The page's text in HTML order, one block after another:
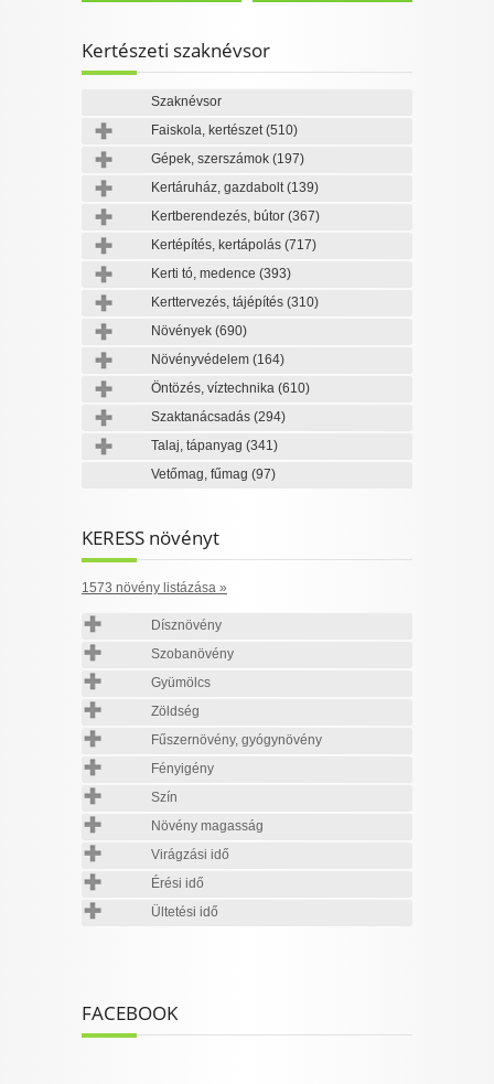
Kertészeti szaknévsor
Szaknévsor
Faiskola, kertészet(510)
Gépek, szerszámok (197)
Kertáruház, gazdabolt(139)
Kertberendezés, bútor (367)
Kertépítés, kertápolás (717)
Kerti tó, medence (393)
Kerttervezés, tájépítés (310)
Növények (690)
Növényvédelem (164)
Öntözés, víztechnika (610)
Szaktanácsadás (294)
Talaj, tápanyag (341)
Vetőmag, fűmag (97)
KERESS növényt
1573 növény listázása »
Dísznövény
Szobanövény
Gyümölcs
Zöldség
Fűszernövény, gyógynövény
Fényigény
Szín
Növény magasság
Virágzási idő
Érési idő
Ültetési idő
FACEBOOK